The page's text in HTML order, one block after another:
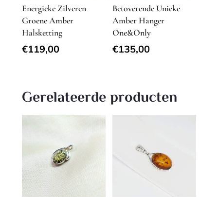
Energieke Zilveren
Groene Amber
Halsketting
€119,00
Betoverende Unieke
Amber Hanger
One&Only
€135,00
Gerelateerde producten